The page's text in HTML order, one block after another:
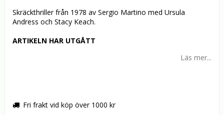
Skräckthriller från 1978 av Sergio Martino med Ursula
Andress och Stacy Keach.
ARTIKELN HAR UTGÅTT
Läs mer...
Fri frakt vid köp över 1000 kr